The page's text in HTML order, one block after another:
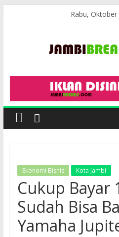
Rabu, Oktober
Ekonomi Bisnis Kota Jambi
Cukup Bayar
Sudah Bisa
Yamaha